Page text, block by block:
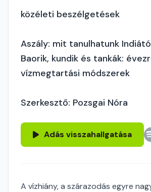
közéleti beszélgetések
Aszály: mit tanulhatunk
Baorik, kundik és tankák:
vízmegtartási módszerek
Szerkesztő: Pozsgai Nóra
Adás visszahallgatása
A vízhiány, a szárazodás egyre